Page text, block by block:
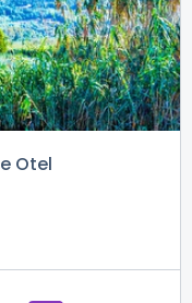
Otel